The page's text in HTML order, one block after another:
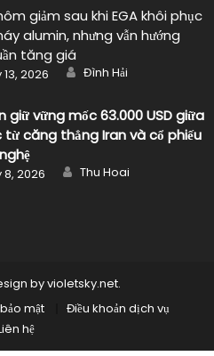
giảm sau khi EGA khôi phục
alumin, nhưng vẫn hướng
tăng giá
13, 2026 Author
Đình Hải
giữ vững mốc 63.000 USD giữa
từ căng thẳng Iran và cổ phiếu
8, 2026 Author
Thu Hoai
byvioletsky.net.
mật
Điều khoản dịch vụ
hệ